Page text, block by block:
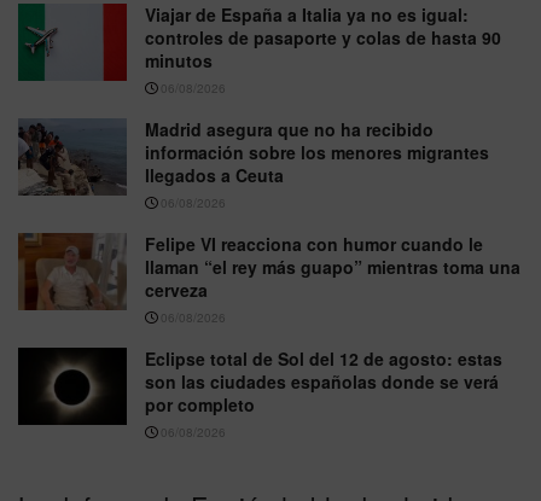
Viajar de España a Italia ya no es igual:
controles de pasaporte y colas de hasta 90
minutos
06/08/2026
Madrid asegura que no ha recibido
información sobre los menores migrantes
llegados a Ceuta
06/08/2026
Felipe VI reacciona con humor cuando le
llaman “el rey más guapo” mientras toma una
cerveza
06/08/2026
Eclipse total de Sol del 12 de agosto: estas
son las ciudades españolas donde se verá
por completo
06/08/2026